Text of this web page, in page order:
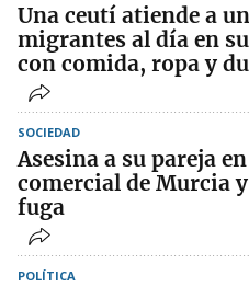
Una ceutí atiende a
migrantes al día en
con comida, ropa y
SOCIEDAD
Asesina a su pareja
comercial de Murcia y
fuga
POLÍTICA